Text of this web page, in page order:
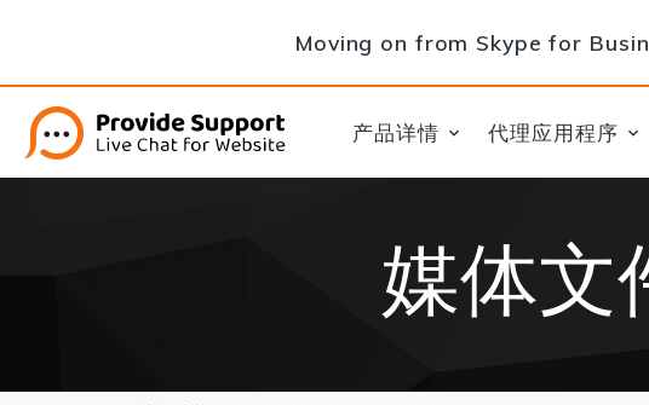
Moving on from Skype for
产品详情 代理应用程序
媒体文